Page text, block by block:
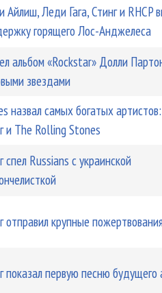
пускает в свой дом
Айлиш, Леди Гага, Стинг и RHCP
горящего Лос-Анджелеса
альбом «Rockstar» Долли
звездами
назвал самых богатых
и The Rolling Stones
спел Russians с украинской
отправил крупные
показал первую песню будущего